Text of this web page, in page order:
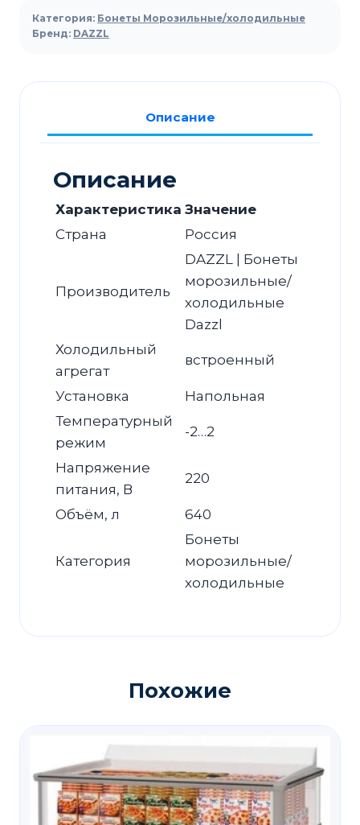
холодильная
DAZZL
210
Категория: Бонеты Морозильные/холодильные
Бренд: DAZZL
Описание
Описание
Характеристика Значение
Страна
Россия
Производитель
DAZZL | Бонеты
морозильные/
холодильные
Dazzl
Холодильный
агрегат
встроенный
Установка
Напольная
Температурный
режим
-2…2
Напряжение
питания, В
220
Объём, л 640
Категория
Бонеты
морозильные/
холодильные
Похожие